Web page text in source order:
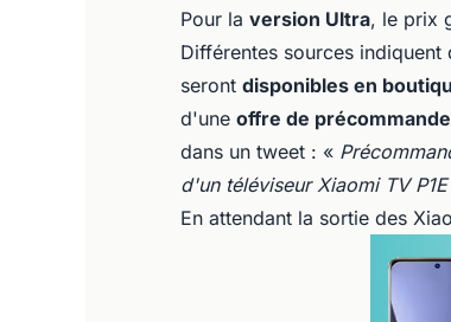
Pour la version Ultra, le prix
Différentes sources indiquent
seront disponibles en
d'une offre de précommande
dans un tweet : «
d'un téléviseur Xiaomi TV
En attendant la sortie des